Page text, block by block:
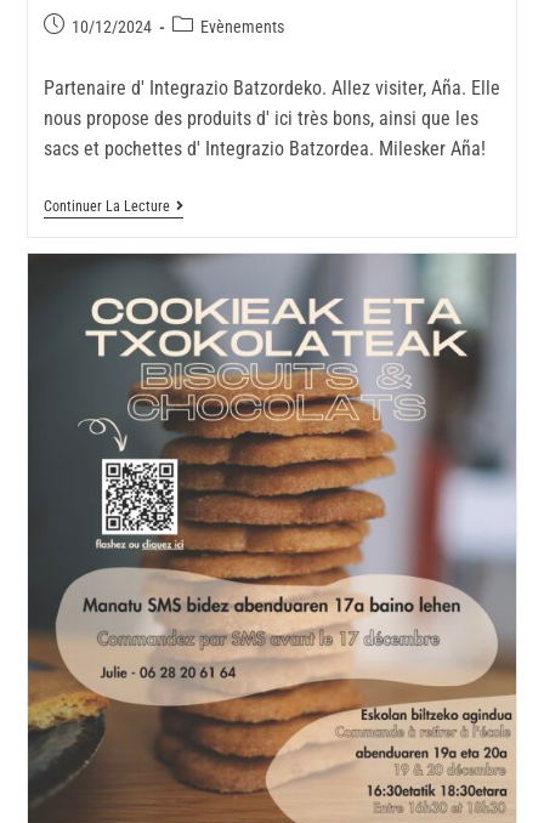
10/12/2024 Evènements
Partenaire d' Integrazio Batzordeko. Allez visiter, Aña. Elle
nous propose des produits d' ici très bons, ainsi que les
sacs et pochettes d' Integrazio Batzordea. Milesker Aña!
Continuer La Lecture